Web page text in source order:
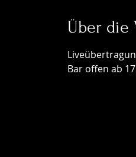
Über die
Bar offen ab